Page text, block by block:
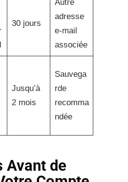
30 jours
Autre
adresse
e-mail
associée
Jusqu’à
2 mois
Sauvega
rde
recomma
ndée
Avant de